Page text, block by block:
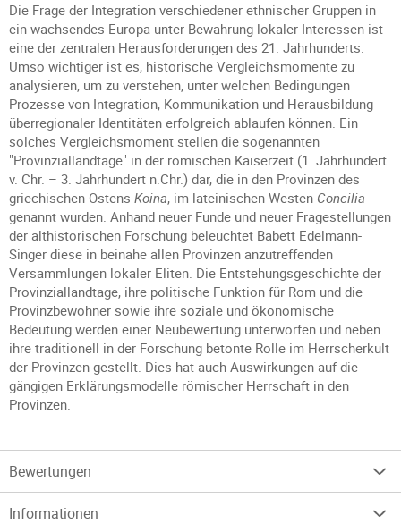
Die Frage der Integration verschiedener ethnischer Gruppen in
ein wachsendes Europa unter Bewahrung lokaler Interessen ist
eine der zentralen Herausforderungen des 21. Jahrhunderts.
Umso wichtiger ist es, historische Vergleichsmomente zu
analysieren, um zu verstehen, unter welchen Bedingungen
Prozesse von Integration, Kommunikation und Herausbildung
überregionaler Identitäten erfolgreich ablaufen können. Ein
solches Vergleichsmoment stellen die sogenannten
"Provinziallandtage" in der römischen Kaiserzeit (1. Jahrhundert
v. Chr. – 3. Jahrhundert n.Chr.) dar, die in den Provinzen des
griechischen Ostens Koina, im lateinischen Westen Concilia
genannt wurden. Anhand neuer Funde und neuer Fragestellungen
der althistorischen Forschung beleuchtet Babett Edelmann-
Singer diese in beinahe allen Provinzen anzutreffenden
Versammlungen lokaler Eliten. Die Entstehungsgeschichte der
Provinziallandtage, ihre politische Funktion für Rom und die
Provinzbewohner sowie ihre soziale und ökonomische
Bedeutung werden einer Neubewertung unterworfen und neben
ihre traditionell in der Forschung betonte Rolle im Herrscherkult
der Provinzen gestellt. Dies hat auch Auswirkungen auf die
gängigen Erklärungsmodelle römischer Herrschaft in den
Provinzen.
Bewertungen
Informationen